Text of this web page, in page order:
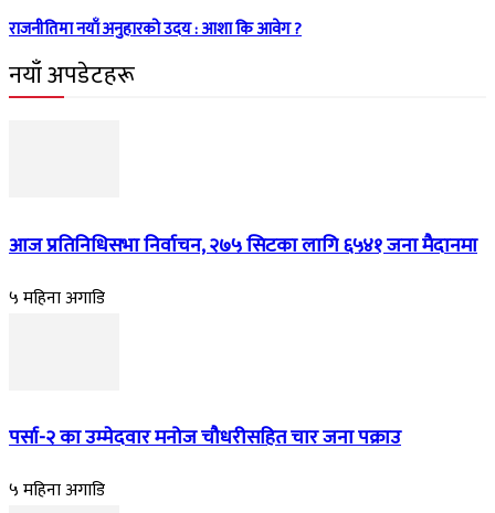
राजनीतिमा नयाँ अनुहारको उदय : आशा कि आवेग ?
नयाँ अपडेटहरू
आज प्रतिनिधिसभा निर्वाचन, २७५ सिटका लागि ६५४१ जना मैदानमा
५ महिना अगाडि
पर्सा-२ का उम्मेदवार मनोज चौधरीसहित चार जना पक्राउ
५ महिना अगाडि